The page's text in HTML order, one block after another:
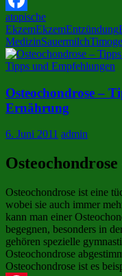
Facebook
atopische
EkzemEkzemEntzündung
MedizinSauermilch
Tipps und Empfehlungen
Osteochondrose –
Ernährung
6. Juni 2011 admin
Osteochondrose ist eine
wobei sie auch immer
kann man einer
begegnen, besonders in
gehören spezielle
Osteochondrose
Osteochondrose ist es